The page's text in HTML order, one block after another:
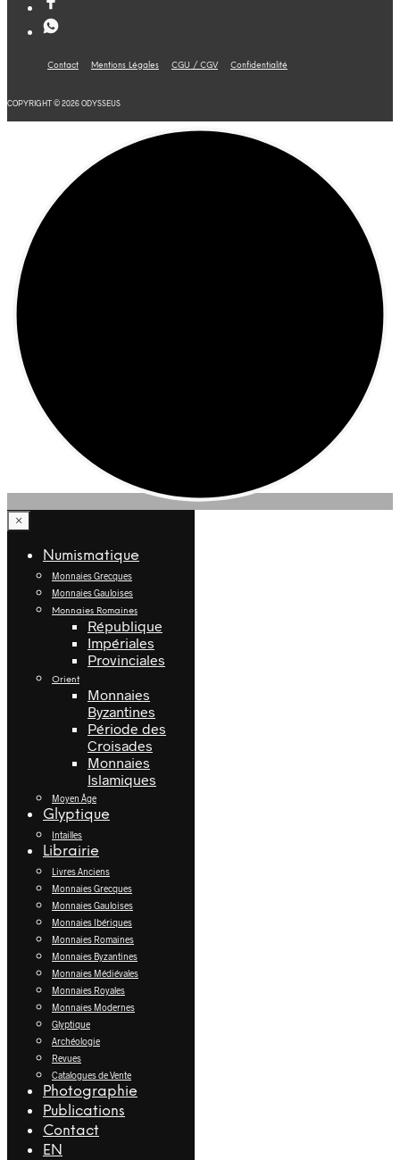
Contact Mentions Légales CGU / CGV Confidentialité
COPYRIGHT © 2026 ODYSSEUS
×
Numismatique
Monnaies Grecques
Monnaies Gauloises
Monnaies Romaines
République
Impériales
Provinciales
Orient
Monnaies
Byzantines
Période des
Croisades
Monnaies
Islamiques
Moyen Âge
Glyptique
Intailles
Librairie
Livres Anciens
Monnaies Grecques
Monnaies Gauloises
Monnaies Ibériques
Monnaies Romaines
Monnaies Byzantines
Monnaies Médiévales
Monnaies Royales
Monnaies Modernes
Glyptique
Archéologie
Revues
Catalogues de Vente
Photographie
Publications
Contact
EN